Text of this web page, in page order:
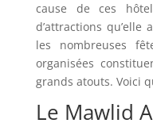
cause de ces
d’attractions
les nombreuses
organisées
grands atouts. Voici
Le Mawlid